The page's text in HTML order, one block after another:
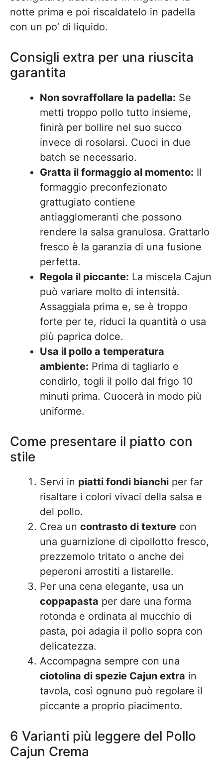
notte prima e poi riscaldatelo in padella
con un po’ di liquido.
Consigli extra per una riuscita
garantita
Non sovraffollare la padella: Se
metti troppo pollo tutto insieme,
finirà per bollire nel suo succo
invece di rosolarsi. Cuoci in due
batch se necessario.
Gratta il formaggio al momento: Il
formaggio preconfezionato
grattugiato contiene
antiagglomeranti che possono
rendere la salsa granulosa. Grattarlo
fresco è la garanzia di una fusione
perfetta.
Regola il piccante: La miscela Cajun
può variare molto di intensità.
Assaggiala prima e, se è troppo
forte per te, riduci la quantità o usa
più paprica dolce.
Usa il pollo a temperatura
ambiente: Prima di tagliarlo e
condirlo, togli il pollo dal frigo 10
minuti prima. Cuocerà in modo più
uniforme.
Come presentare il piatto con
stile
Servi in piatti fondi bianchi per far
risaltare i colori vivaci della salsa e
del pollo.
Crea un contrasto di texture con
una guarnizione di cipollotto fresco,
prezzemolo tritato o anche dei
peperoni arrostiti a listarelle.
Per una cena elegante, usa un
coppapasta per dare una forma
rotonda e ordinata al mucchio di
pasta, poi adagia il pollo sopra con
delicatezza.
Accompagna sempre con una
ciotolina di spezie Cajun extra in
tavola, così ognuno può regolare il
piccante a proprio piacimento.
6 Varianti più leggere del Pollo
Cajun Crema